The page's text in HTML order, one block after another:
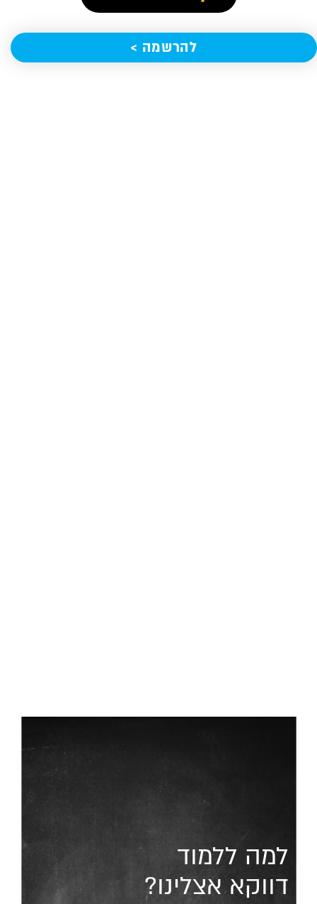
להרשמה >
למה ללמוד
דווקא אצלינו?